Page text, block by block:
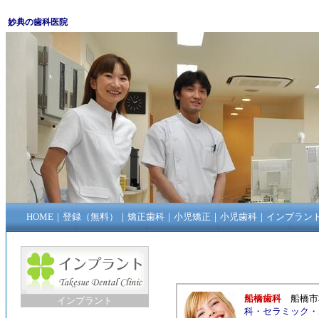
妙典の歯科医院
HOME｜ 登録（無料） ｜ 矯正歯科｜ 小児矯正 ｜ 小児歯科｜ インプラン
インプラント 船橋歯科
船橋
科・ セラミック ・